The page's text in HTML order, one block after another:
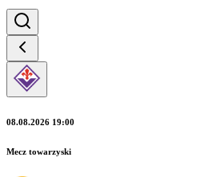
08.08.2026 19:00
Mecz towarzyski